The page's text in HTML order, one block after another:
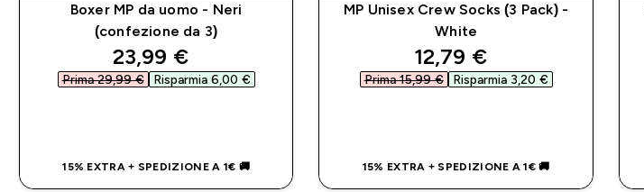
Boxer MP da uomo - Neri
(confezione da 3)
discounted price
23,99 €‎
Prima 29,99 €‎ Risparmia 6,00 €‎
15% EXTRA + SPEDIZIONE A 1€ 🚚
MP Unisex Crew Socks (3 Pack) -
White
discounted price
12,79 €‎
Prima 15,99 €‎ Risparmia 3,20 €‎
15% EXTRA + SPEDIZIONE A 1€ 🚚